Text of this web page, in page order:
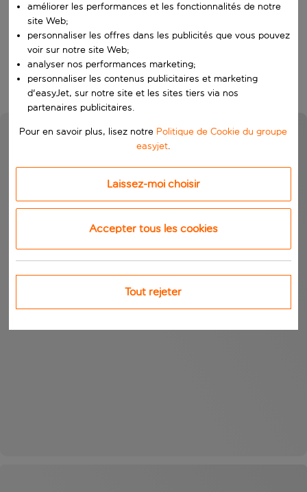
Rechercher
améliorer les performances et les fonctionnalités de notre
site Web;
personnaliser les offres dans les publicités que vous pouvez
voir sur notre site Web;
analyser nos performances marketing;
personnaliser les contenus publicitaires et marketing
d'easyJet, sur notre site et les sites tiers via nos
partenaires publicitaires.
Pour en savoir plus, lisez notre Politique de Cookie du groupe
easyjet.
Laissez-moi choisir
Accepter tous les cookies
Tout rejeter